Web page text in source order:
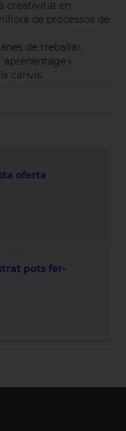
creativitat en
de processos de
de treballar,
i
canvis.
oferta
pots fer-